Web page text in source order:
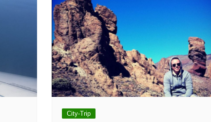
City-Trip